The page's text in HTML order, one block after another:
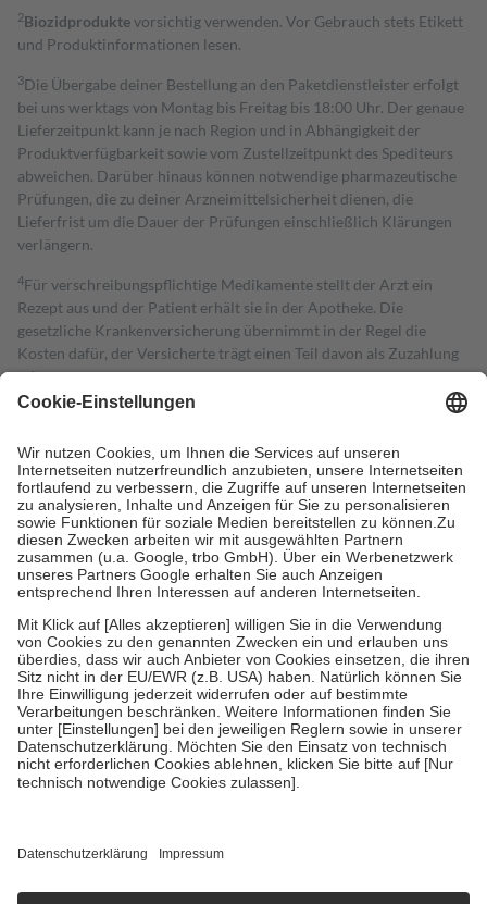
2Biozidproduktevorsichtig verwenden. Vor Gebrauch stets Etikett
und Produktinformationen lesen.
3Die Übergabe deiner Bestellung an den Paketdienstleister erfolgt
bei uns werktags von Montag bis Freitag bis 18:00 Uhr. Der genaue
Lieferzeitpunkt kann je nach Region und in Abhängigkeit der
Produktverfügbarkeit sowie vom Zustellzeitpunkt des Spediteurs
abweichen. Darüber hinaus können notwendige pharmazeutische
Prüfungen, die zu deiner Arzneimittelsicherheit dienen, die
Lieferfrist um die Dauer der Prüfungen einschließlich Klärungen
verlängern.
4Für verschreibungspflichtige Medikamente stellt der Arzt ein
Rezept aus und der Patient erhält sie in der Apotheke. Die
gesetzliche Krankenversicherung übernimmt in der Regel die
Kosten dafür, der Versicherte trägt einen Teil davon als Zuzahlung
mit.
Grundsätzlich leisten Mitglieder Zuzahlungen in Höhe von zehn
höchstens zehn Euro.
Es sind jedoch nie mehr als die tatsächlichen
Kosten der Leistung zu entrichten.
Diese Regeln gelten grundsätzlich auch für Online-Apotheken.
Bei Heilmitteln und häuslicher Krankenpflege beträgt die
Zuzahlung zehn Prozent der Kosten sowie zehn Euro je
Verordnung.
Um das Engagement der Versicherten für ihre eigene Gesundheit zu
stärken und die besondere Stellung der Familie zu unterstützen,
fallenkeine Zuzahlungenan bei:
• Kindern und Jugendlichen bis zum vollendeten 18. Lebensjahr
mit Ausnahme der Fahrkosten
• Untersuchungen zur Vorsorge und Früherkennung, die von der
GKV getragen werden
• empfohlenen Schutzimpfungen
• Harn- und Blutteststreifen
getroffen, um sicherzustellen, dass es sich um echte Bewertungen
https://help.etrusted.com/hc/de/articles/4419944605341